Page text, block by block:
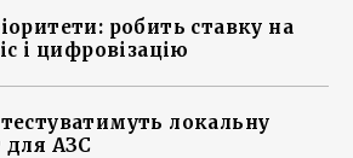
робить ставку на
і цифровізацію
локальну
для АЗС